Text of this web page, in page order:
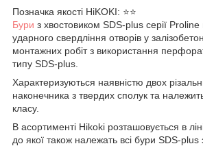
Позначка якості HiKOKI: ⭐️⭐️
Бури з хвостовиком SDS-plus серії Proline
ударного свердління отворів у
монтажних робіт з використання
типу SDS-plus.
Характеризуються наявністю двох
наконечника з твердих сполук та
класу.
В асортименті Hikoki розташовується в
до якої також належать всі бури SDS-plus